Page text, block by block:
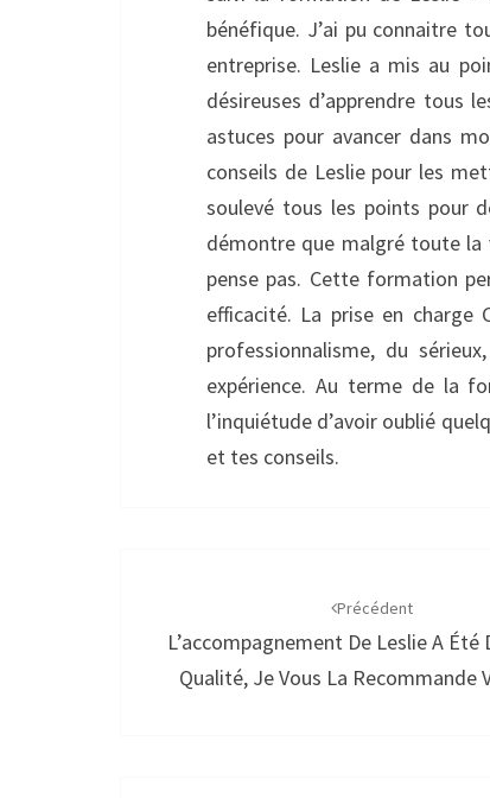
bénéfique. J’ai pu connaitre
entreprise. Leslie a mis au
désireuses d’apprendre tous
astuces pour avancer dans
conseils de Leslie pour les
soulevé tous les points pour
démontre que malgré toute la
pense pas. Cette formation
efficacité. La prise en charge
professionnalisme, du
expérience. Au terme de la
l’inquiétude d’avoir oublié
et tes conseils.
Précédent
L’accompagnement De Leslie A Été
Qualité, Je Vous La Recommande